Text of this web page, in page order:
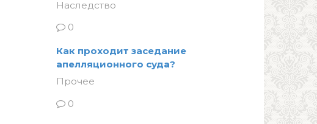
Наследство
0
Как проходит заседание
апелляционного суда?
Прочее
0